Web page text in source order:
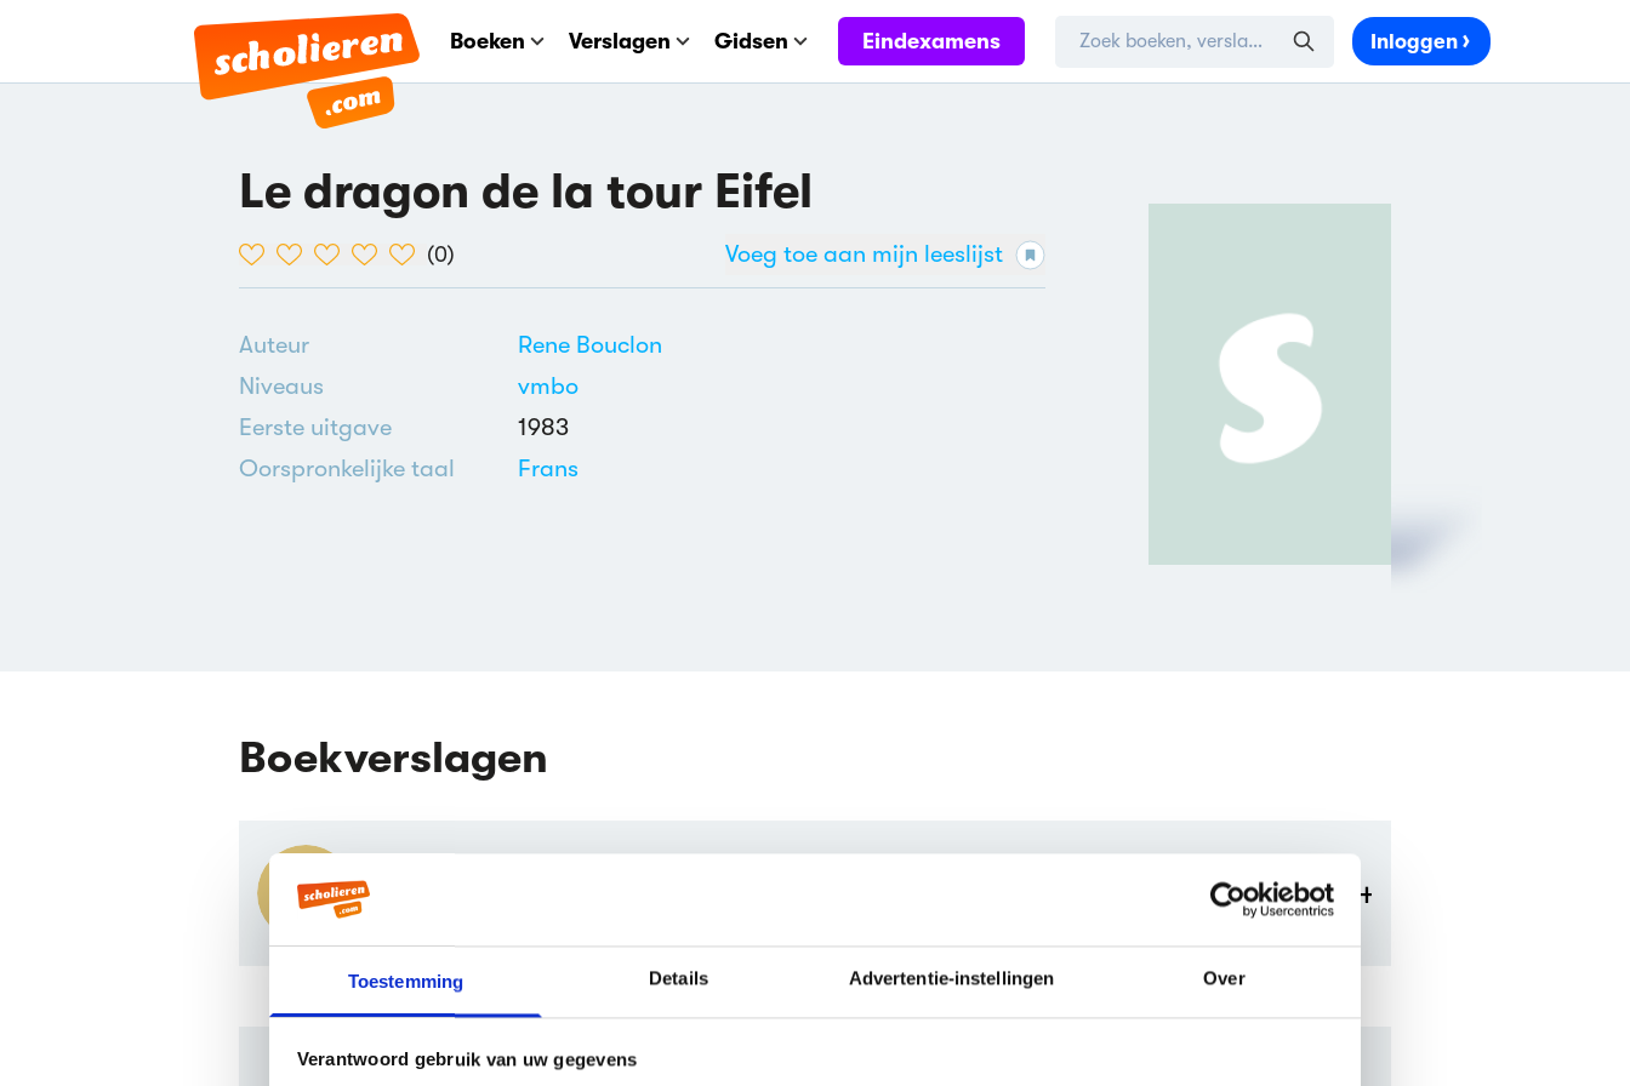
Toestemming Details Advertentie-instellingen Over
Verantwoord gebruik van uw gegevens
Boeken Verslagen Gidsen Eindexamens Inloggen
Le dragon de la tour Eifel
(0) Voeg toe aan mijn leeslijst
Auteur
Rene Bouclon
Niveaus
vmbo
Eerste uitgave
1983
Oorspronkelijke taal
Frans
Boekverslagen
7.4